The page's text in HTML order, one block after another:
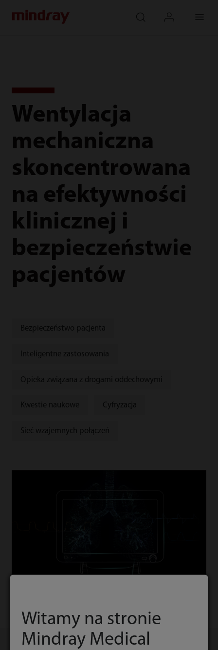
Wentylacja
mechaniczna
skoncentrowana
na efektywności
klinicznej i
bezpieczeństwie
pacjentów
Bezpieczeństwo pacjenta
Inteligentne zastosowania
Opieka związana z drogami oddechowymi
Kwestie naukowe Cyfryzacja
Sieć wzajemnych połączeń
Witamy na stronie
Mindray Medical